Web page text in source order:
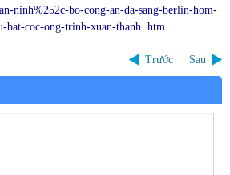
ninh%252c-bo-cong-an-da-sang-berlin-hom-
coc-ong-trinh-xuan-thanh..htm
Trước Sau